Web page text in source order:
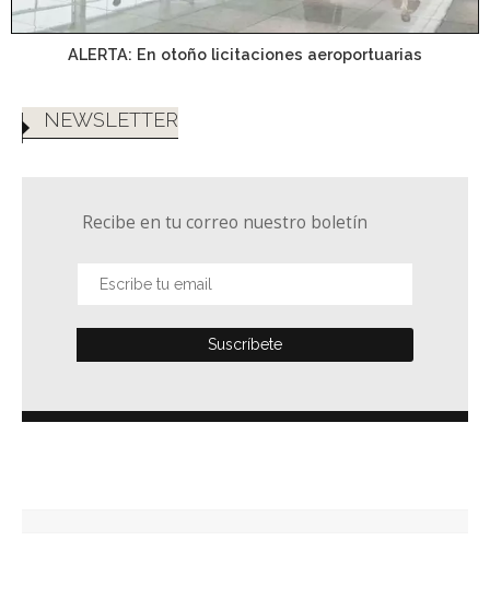
ALERTA: En otoño licitaciones aeroportuarias
NEWSLETTER
Recibe en tu correo nuestro boletín